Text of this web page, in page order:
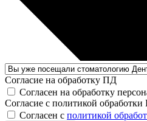
Согласие на обработку ПД
Согласен на обработку
Согласие с политикой
Согласен с политикой